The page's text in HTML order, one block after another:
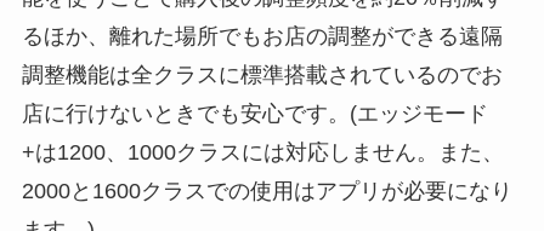
るほか、離れた場所でもお店の調整ができる遠隔
調整機能は全クラスに標準搭載されているのでお
店に行けないときでも安心です。(エッジモード
+は1200、1000クラスには対応しません。また、
2000と1600クラスでの使用はアプリが必要になり